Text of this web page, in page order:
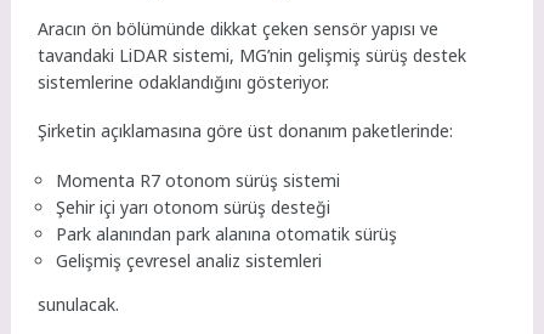
Aracın ön bölümünde dikkat çeken sensör yapısı ve
tavandaki LiDAR sistemi, MG’nin gelişmiş sürüş destek
sistemlerine odaklandığını gösteriyor.
Şirketin açıklamasına göre üst donanım paketlerinde:
Momenta R7 otonom sürüş sistemi
Şehir içi yarı otonom sürüş desteği
Park alanından park alanına otomatik sürüş
Gelişmiş çevresel analiz sistemleri
sunulacak.